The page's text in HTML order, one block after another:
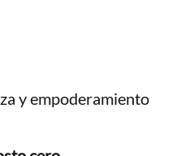
y empoderamiento